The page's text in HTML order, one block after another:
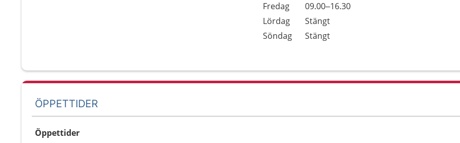
Fredag
09.00–16.30
Lördag
Stängt
Söndag
Stängt
ÖPPETTIDER
Öppettider